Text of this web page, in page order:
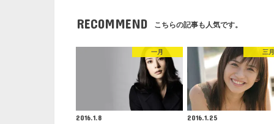
RECOMMEND こちらの記事も人気です。
一月
2016.1.8
三
2016.1.25